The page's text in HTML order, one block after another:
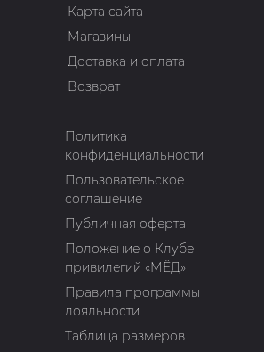
Карта сайта
Магазины
Доставка и оплата
Возврат
Политика
конфиденциальности
Пользовательское
соглашение
Публичная оферта
Положение о Клубе
привилегий «МЁД»
Правила программы
лояльности
Таблица размеров